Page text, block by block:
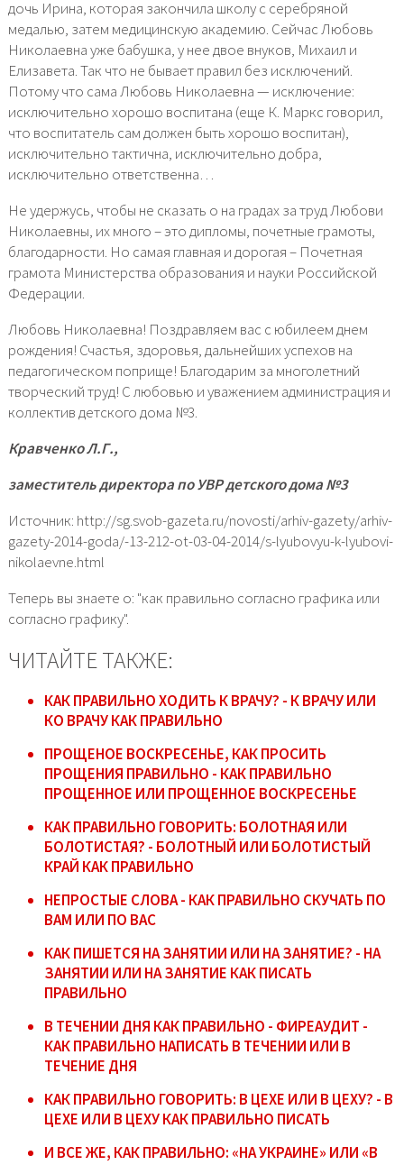
дочь Ирина, которая закончила школу с серебряной
медалью, затем медицинскую академию. Сейчас Любовь
Николаевна уже бабушка, у нее двое внуков, Михаил и
Елизавета. Так что не бывает правил без исключений.
Потому что сама Любовь Николаевна — исключение:
исключительно хорошо воспитана (еще К. Маркс говорил,
что воспитатель сам должен быть хорошо воспитан),
исключительно тактична, исключительно добра,
исключительно ответственна…
Не удержусь, чтобы не сказать о на градах за труд Любови
Николаевны, их много – это дипломы, почетные грамоты,
благодарности. Но самая главная и дорогая – Почетная
грамота Министерства образования и науки Российской
Федерации.
Любовь Николаевна! Поздравляем вас с юбилеем днем
рождения! Счастья, здоровья, дальнейших успехов на
педагогическом поприще! Благодарим за многолетний
творческий труд! С любовью и уважением администрация и
коллектив детского дома №3.
Кравченко Л.Г.,
заместитель директора по УВР детского дома №3
Источник: http://sg.svob-gazeta.ru/novosti/arhiv-gazety/arhiv-
gazety-2014-goda/-13-212-ot-03-04-2014/s-lyubovyu-k-lyubovi-
nikolaevne.html
Теперь вы знаете о: "как правильно согласно графика или
согласно графику".
ЧИТАЙТЕ ТАКЖЕ:
КАК ПРАВИЛЬНО ХОДИТЬ К ВРАЧУ? - К ВРАЧУ ИЛИ
КО ВРАЧУ КАК ПРАВИЛЬНО
ПРОЩЕНОЕ ВОСКРЕСЕНЬЕ, КАК ПРОСИТЬ
ПРОЩЕНИЯ ПРАВИЛЬНО - КАК ПРАВИЛЬНО
ПРОЩЕННОЕ ИЛИ ПРОЩЕННОЕ ВОСКРЕСЕНЬЕ
КАК ПРАВИЛЬНО ГОВОРИТЬ: БОЛОТНАЯ ИЛИ
БОЛОТИСТАЯ? - БОЛОТНЫЙ ИЛИ БОЛОТИСТЫЙ
КРАЙ КАК ПРАВИЛЬНО
НЕПРОСТЫЕ СЛОВА - КАК ПРАВИЛЬНО СКУЧАТЬ ПО
ВАМ ИЛИ ПО ВАС
КАК ПИШЕТСЯ НА ЗАНЯТИИ ИЛИ НА ЗАНЯТИЕ? - НА
ЗАНЯТИИ ИЛИ НА ЗАНЯТИЕ КАК ПИСАТЬ
ПРАВИЛЬНО
В ТЕЧЕНИИ ДНЯ КАК ПРАВИЛЬНО - ФИРЕАУДИТ -
КАК ПРАВИЛЬНО НАПИСАТЬ В ТЕЧЕНИИ ИЛИ В
ТЕЧЕНИЕ ДНЯ
КАК ПРАВИЛЬНО ГОВОРИТЬ: В ЦЕХЕ ИЛИ В ЦЕХУ? - В
ЦЕХЕ ИЛИ В ЦЕХУ КАК ПРАВИЛЬНО ПИСАТЬ
И ВСЕ ЖЕ, КАК ПРАВИЛЬНО: «НА УКРАИНЕ» ИЛИ «В